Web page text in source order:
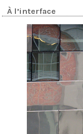
À l’interface